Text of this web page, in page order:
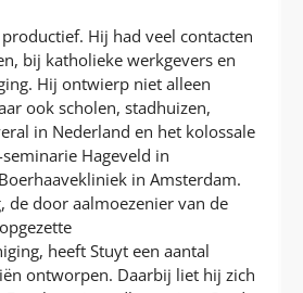
productief. Hij had veel contacten
bij katholieke werkgevers en
Hij ontwierp niet alleen
ook scholen, stadhuizen,
in Nederland en het kolossale
Hageveld in
in Amsterdam.
de door aalmoezenier van de
heeft Stuyt een aantal
ontworpen. Daarbij liet hij zich